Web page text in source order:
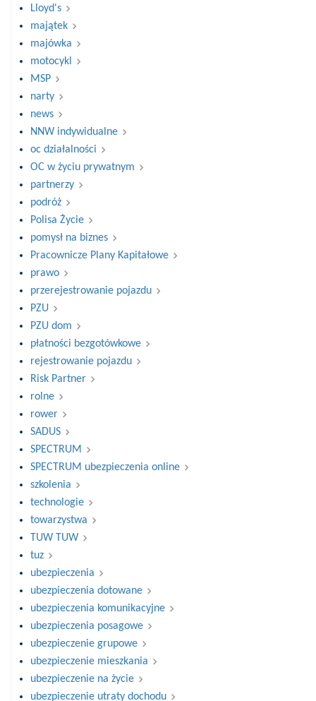
Lloyd's
majątek
majówka
motocykl
MSP
narty
news
NNW indywidualne
oc działalności
OC w życiu prywatnym
partnerzy
podróż
Polisa Życie
pomysł na biznes
Pracownicze Plany Kapitałowe
prawo
przerejestrowanie pojazdu
PZU
PZU dom
płatności bezgotówkowe
rejestrowanie pojazdu
Risk Partner
rolne
rower
SADUS
SPECTRUM
SPECTRUM ubezpieczenia online
szkolenia
technologie
towarzystwa
TUW TUW
tuz
ubezpieczenia
ubezpieczenia dotowane
ubezpieczenia komunikacyjne
ubezpieczenia posagowe
ubezpieczenie grupowe
ubezpieczenie mieszkania
ubezpieczenie na życie
ubezpieczenie utraty dochodu